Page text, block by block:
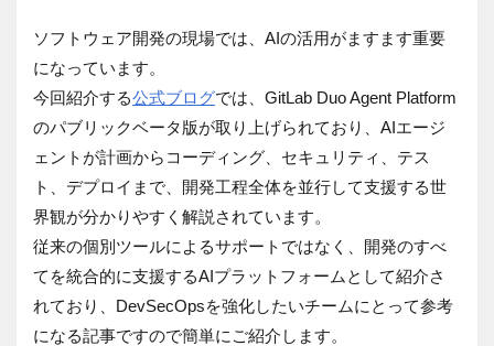
ソフトウェア開発の現場では、AIの活用がますます重要
になっています。
今回紹介する公式ブログでは、GitLab Duo Agent Platform
のパブリックベータ版が取り上げられており、AIエージ
ェントが計画からコーディング、セキュリティ、テス
ト、デプロイまで、開発工程全体を並行して支援する世
界観が分かりやすく解説されています。
従来の個別ツールによるサポートではなく、開発のすべ
てを統合的に支援するAIプラットフォームとして紹介さ
れており、DevSecOpsを強化したいチームにとって参考
になる記事ですので簡単にご紹介します。